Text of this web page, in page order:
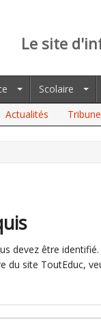
Le site
Scolaire
Actualités
devez être
du site ToutEduc,